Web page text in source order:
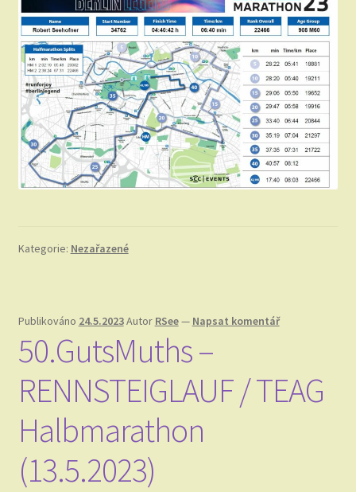
Kategorie: Nezařazené
Publikováno 24.5.2023Autor RSee— Napsat komentář
50.GutsMuths –
RENNSTEIGLAUF / TEAG
Halbmarathon
(13.5.2023)